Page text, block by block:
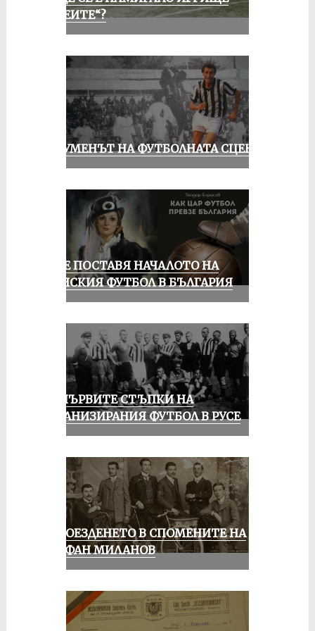
„АЛЕИТЕ“?
ШОУМЕНЪТ НА ФУТБОЛНАТА СЦЕНА
РУСЕ ПОСТАВЯ НАЧАЛОТО НА
ЖЕНСКИЯ ФУТБОЛ В БЪЛГАРИЯ
ЗА ПЪРВИТЕ СТЪПКИ НА
ОРГАНИЗИРАНИЯ ФУТБОЛ В РУСЕ
КОЛОЕЗДЕНЕТО В СПОМЕНИТЕ НА
СТЕФАН МИЛАНОВ